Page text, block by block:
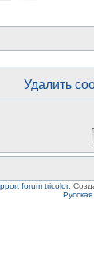
Удалить
forum tricolor,